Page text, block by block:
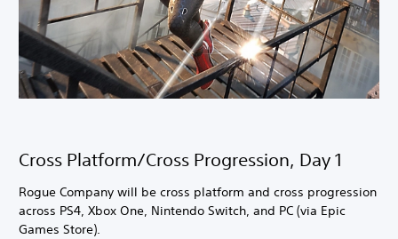
Cross Platform/Cross Progression, Day 1
Rogue Company will be cross platform and cross progression
across PS4, Xbox One, Nintendo Switch, and PC (via Epic
Games Store).